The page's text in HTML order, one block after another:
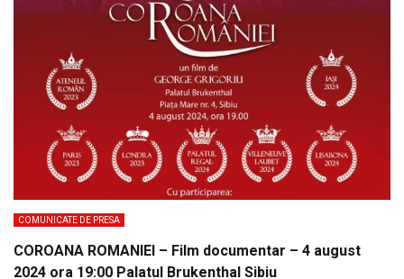
COMUNICATE DE PRESA
COROANA ROMANIEI – Film documentar – 4 august
2024 ora 19:00 Palatul Brukenthal Sibiu